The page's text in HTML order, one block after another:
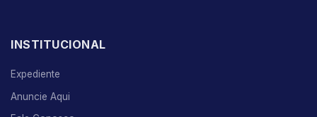
INSTITUCIONAL
Expediente
Anuncie Aqui